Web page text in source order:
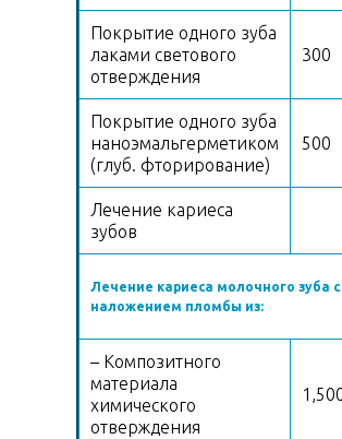
Покрытие одного зуба
лаками светового
отверждения
300
Покрытие одного зуба
наноэмальгерметиком
(глуб. фторирование)
500
Лечение кариеса
зубов
Лечение кариеса молочного зуба с
наложением пломбы из:
– Композитного
материала
химического
отверждения